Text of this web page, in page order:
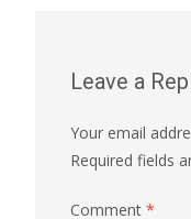
Leave a
Your email
Required fields
Comment *